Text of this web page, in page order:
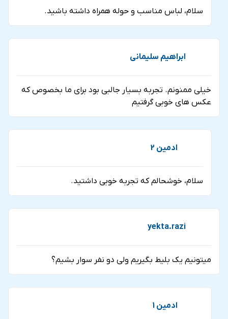
سلام، لباس مناسب و حوله همراه داشته باشید.
ابراهیم سلیمانی
خیلی ممنونم. تجربه بسیار جالبی بود برای ما بخصوص که
عکس های خوبی گرفتیم
ادمین 2
سلام، خوشحالم که تجربه خوبی داشتید.
yekta.razi
میتونیم یک بلیط بگیریم ولی دو نفر سوار بشیم؟
ادمین 1